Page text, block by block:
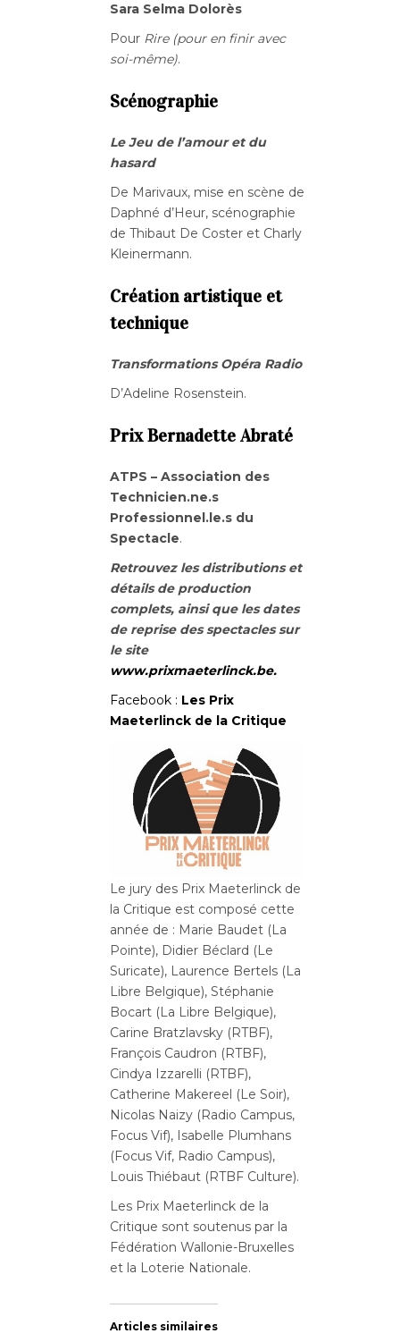
Sara Selma Dolorès
Pour Rire (pour en finir avec
soi-même).
Scénographie
Le Jeu de l’amour et du
hasard
De Marivaux, mise en scène de
Daphné d’Heur, scénographie
de Thibaut De Coster et Charly
Kleinermann.
Création artistique et
technique
Transformations Opéra Radio
D’Adeline Rosenstein.
Prix Bernadette Abraté
ATPS – Association des
Technicien.ne.s
Professionnel.le.s du
Spectacle.
Retrouvez les distributions et
détails de production
complets, ainsi que les dates
de reprise des spectacles sur
le site
www.prixmaeterlinck.be.
Facebook : Les Prix
Maeterlinck de la Critique
Le jury des Prix Maeterlinck de
la Critique est composé cette
année de : Marie Baudet (La
Pointe), Didier Béclard (Le
Suricate), Laurence Bertels (La
Libre Belgique), Stéphanie
Bocart (La Libre Belgique),
Carine Bratzlavsky (RTBF),
François Caudron (RTBF),
Cindya Izzarelli (RTBF),
Catherine Makereel (Le Soir),
Nicolas Naizy (Radio Campus,
Focus Vif), Isabelle Plumhans
(Focus Vif, Radio Campus),
Louis Thiébaut (RTBF Culture).
Les Prix Maeterlinck de la
Critique sont soutenus par la
Fédération Wallonie-Bruxelles
et la Loterie Nationale.
Articles similaires